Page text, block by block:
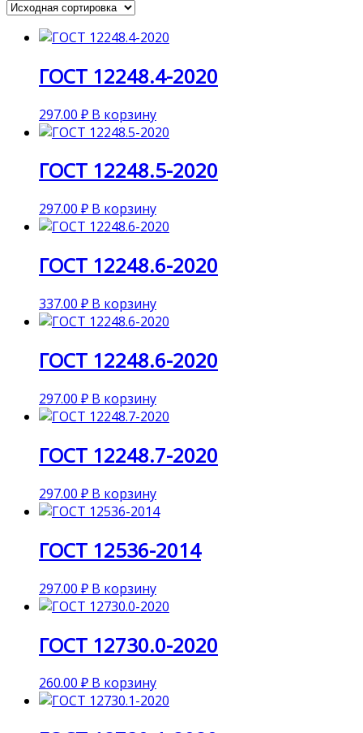
ГОСТ 12248.4-2020
297.00 ₽ В корзину
ГОСТ 12248.5-2020
297.00 ₽ В корзину
ГОСТ 12248.6-2020
337.00 ₽ В корзину
ГОСТ 12248.6-2020
297.00 ₽ В корзину
ГОСТ 12248.7-2020
297.00 ₽ В корзину
ГОСТ 12536-2014
297.00 ₽ В корзину
ГОСТ 12730.0-2020
260.00 ₽ В корзину